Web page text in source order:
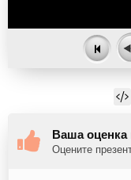
Ваша оценка
Оцените